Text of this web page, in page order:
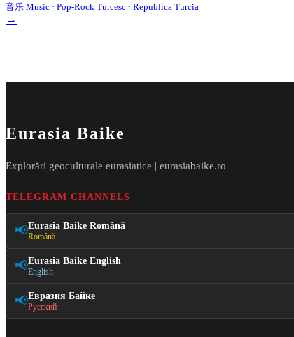
音乐 Music · Pop-Rock Turcesc · Republica Turcia
→
Eurasia Baike
Explorări geoculturale eurasiatice | eurasiabaike.ro
TELEGRAM CHANNELS
📢Eurasia Baike Română
Română
📢Eurasia Baike English
English
📢Евразия Байке
Русский